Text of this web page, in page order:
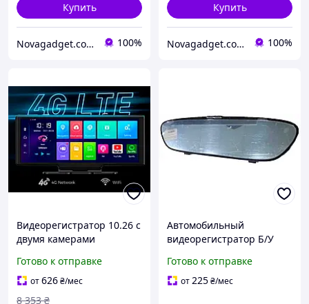
Купить
Novagadget.com.ua - сучасний інтернет-магазин техніки 100%
Купить
Novagadget.com.ua - сучасний інтернет-магазин техніки 100%
Видеорегистратор 10.26 с
двумя камерами
Готово к отправке
от626₴/мес
8 353 ₴
Автомобильный
видеорегистратор Б/У
видеорегистратор 7"
Android Car Mirror GPS,
Готово к отправке
от225₴/мес